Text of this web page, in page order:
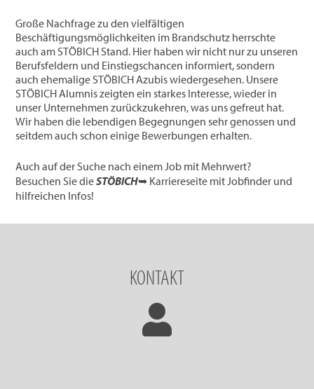
Große Nachfrage zu den vielfältigen
Beschäftigungsmöglichkeiten im Brandschutz herrschte
auch am STÖBICH Stand. Hier haben wir nicht nur zu unseren
Berufsfeldern und Einstiegschancen informiert, sondern
auch ehemalige STÖBICH Azubis wiedergesehen. Unsere
STÖBICH Alumnis zeigten ein starkes Interesse, wieder in
unser Unternehmen zurückzukehren, was uns gefreut hat.
Wir haben die lebendigen Begegnungen sehr genossen und
seitdem auch schon einige Bewerbungen erhalten.
Auch auf der Suche nach einem Job mit Mehrwert?
Besuchen Sie dieSTÖBICH➥ Karriereseite mit Jobfinder und
hilfreichen Infos!
KONTAKT